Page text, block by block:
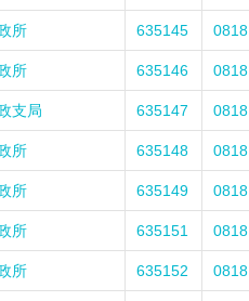
所 635145 0818
所 635146 0818
支局 635147 0818
所 635148 0818
所 635149 0818
所 635151 0818
所 635152 0818